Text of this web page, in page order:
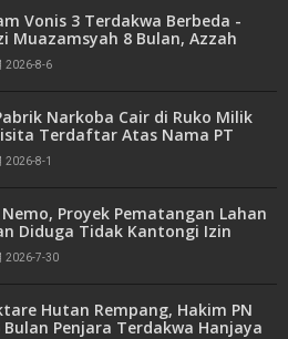
Vonis 3 Terdakwa Berbeda -
Muazamsyah 8 Bulan, Azzah
Divonis 2 Tahun 6 Bulan
2026-8-6
Narkoba Cair di Ruko Milik
Terdaftar Atas Nama PT
2026-8-1
Proyek Pematangan Lahan
Diduga Tidak Kantongi Izin
2026-7-30
Hutan Rempang, Hakim PN
Penjara Terdakwa Hanjaya